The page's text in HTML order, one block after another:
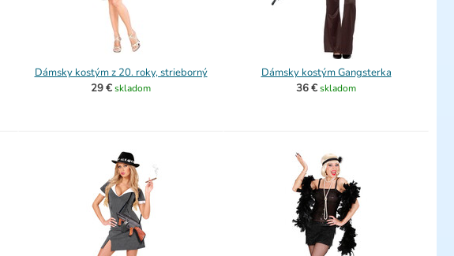
Dámsky kostým z 20. roky, strieborný
29 €skladom
Dámsky kostým Gangsterka
36 €skladom